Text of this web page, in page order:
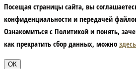
Посещая страницы сайта, вы
конфиденциальности и передачей
Ознакомиться с Политикой и понять,
как прекратить сбор данных, можно здесь
ОК